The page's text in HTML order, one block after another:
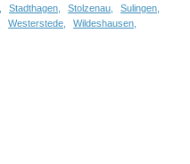
Stadthagen, Stolzenau,
Sulingen,
Westerstede,
Wildeshausen,